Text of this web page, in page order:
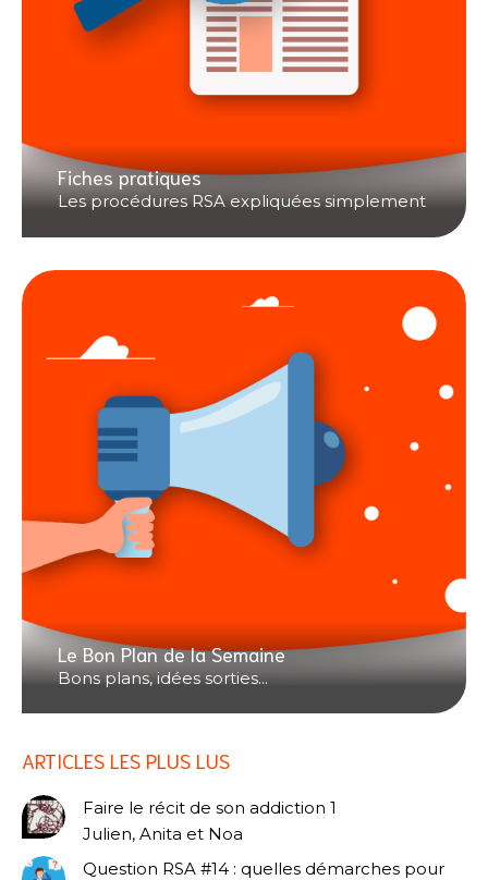
Fiches pratiques
Les procédures RSA expliquées simplement
Le Bon Plan de la Semaine
Bons plans, idées sorties...
ARTICLES LES PLUS LUS
Faire le récit de son addiction 1
Julien, Anita et Noa
Question RSA #14 : quelles démarches pour